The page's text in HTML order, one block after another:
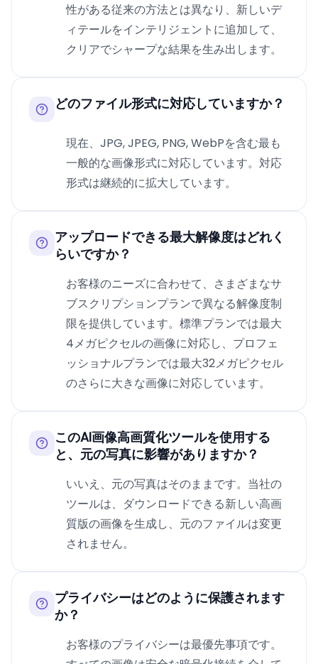
性がある従来の方法とは異なり、新しいデ
ィテールをインテリジェントに追加して、
クリアでシャープな結果を生み出します。
どのファイル形式に対応していますか？
現在、JPG, JPEG, PNG, WebPを含む最も
一般的な画像形式に対応しています。対応
形式は継続的に拡大しています。
アップロードできる最大解像度はどれく
らいですか？
お客様のニーズに合わせて、さまざまなサ
ブスクリプションプランで異なる解像度制
限を提供しています。標準プランでは最大
4メガピクセルの画像に対応し、プロフェ
ッショナルプランでは最大32メガピクセル
のさらに大きな画像に対応しています。
このAI画像高画質化ツールを使用する
と、元の写真に影響がありますか？
いいえ、元の写真はそのままです。当社の
ツールは、ダウンロードできる新しい高画
質版の画像を生成し、元のファイルは変更
されません。
プライバシーはどのように保護されます
か？
お客様のプライバシーは最優先事項です。